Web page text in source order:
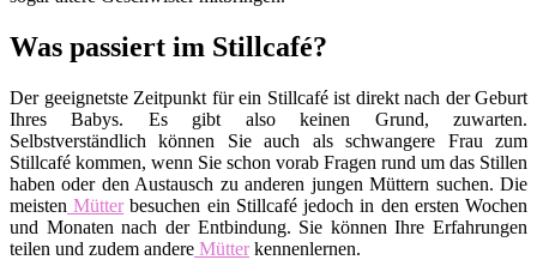
Was passiert im Stillcafé?
Der geeignetste Zeitpunkt für ein Stillcafé ist direkt nach der Geburt
Ihres Babys. Es gibt also keinen Grund, zuwarten.
Selbstverständlich können Sie auch als schwangere Frau zum
Stillcafé kommen, wenn Sie schon vorab Fragen rund um das Stillen
haben oder den Austausch zu anderen jungen Müttern suchen. Die
meisten Mütterbesuchen ein Stillcafé jedoch in den ersten Wochen
und Monaten nach der Entbindung. Sie können Ihre Erfahrungen
teilen und zudem andere Mütterkennenlernen.